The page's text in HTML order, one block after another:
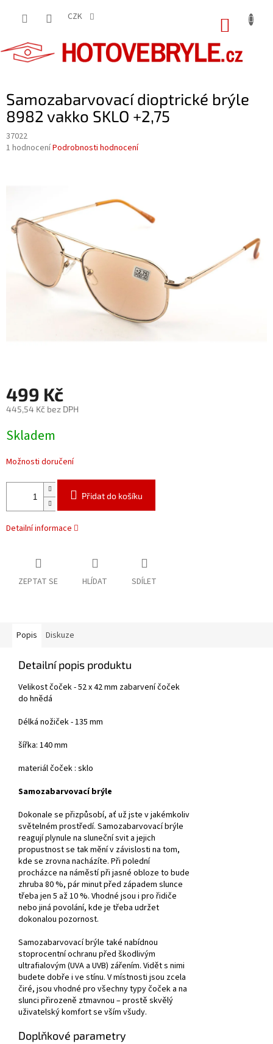
CZK
Samozabarvovací dioptrické brýle
8982 vakko SKLO +2,75
37022
Průměrné
hvězdiček.
1 hodnoceníPodrobnosti hodnocení
499 Kč
445,54 Kč bez DPH
cena:
Skladem
Možnosti doručení
Přidat do košíku
Detailní informace
ZEPTAT SE HLÍDAT SDÍLET
Popis Diskuze
Detailní popis produktu
Velikost čoček - 52 x 42 mm zabarvení čoček
do hnědá
Délká nožiček - 135 mm
šířka: 140 mm
materiál čoček : sklo
Samozabarvovací brýle
Dokonale se přizpůsobí, ať už jste v jakémkoliv
světelném prostředí. Samozabarvovací brýle
reagují plynule na sluneční svit a jejich
propustnost se tak mění v závislosti na tom,
kde se zrovna nacházíte. Při polední
procházce na náměstí při jasné obloze to bude
zhruba 80 %, pár minut před západem slunce
třeba jen 5 až 10 %. Vhodné jsou i pro řidiče
nebo jiná povolání, kde je třeba udržet
dokonalou pozornost.
Samozabarvovací brýle také nabídnou
stoprocentní ochranu před škodlivým
ultrafialovým (UVA a UVB) zářením. Vidět s nimi
budete dobře i ve stínu. V místnosti jsou zcela
čiré, jsou vhodné pro všechny typy čoček a na
slunci přirozeně ztmavnou – prostě skvělý
uživatelský komfort se vším všudy.
Doplňkové parametry